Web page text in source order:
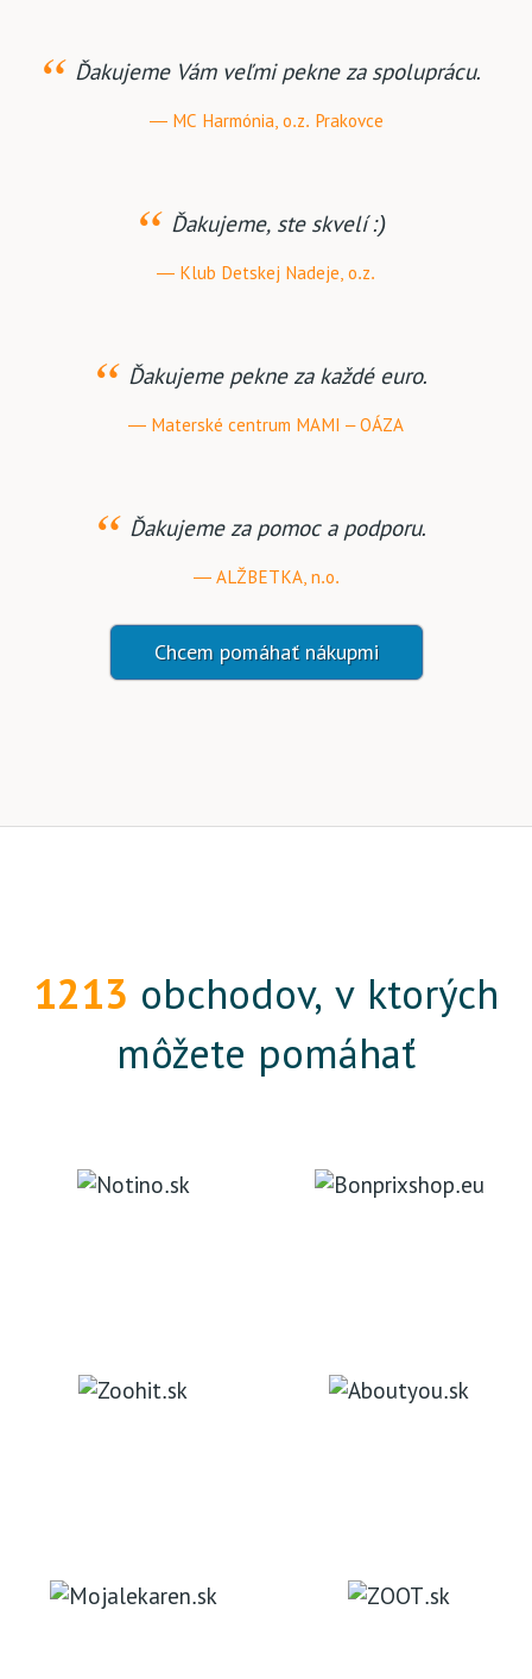
Ďakujeme Vám veľmi pekne za spoluprácu.
MC Harmónia, o.z. Prakovce
Ďakujeme, ste skvelí :)
Klub Detskej Nadeje, o.z.
Ďakujeme pekne za každé euro.
Materské centrum MAMI – OÁZA
Ďakujeme za pomoc a podporu.
ALŽBETKA, n.o.
Chcem pomáhať nákupmi
1213 obchodov, v ktorých
môžete pomáhať